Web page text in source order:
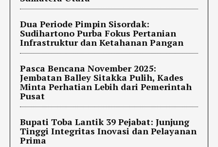
Dua Periode Pimpin Sisordak:
Sudihartono Purba Fokus Pertanian
Infrastruktur dan Ketahanan Pangan
Pasca Bencana November 2025:
Jembatan Balley Sitakka Pulih, Kades
Minta Perhatian Lebih dari Pemerintah
Pusat
Bupati Toba Lantik 39 Pejabat: Junjung
Tinggi Integritas Inovasi dan Pelayanan
Prima